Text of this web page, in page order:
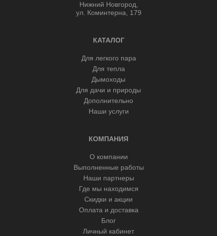
Нижний Новгород,
ул. Коминтерна, 179
КАТАЛОГ
Для легкого пара
Для тепла
Дымоходы
Для дачи и природы
Дополнительно
Наши услуги
КОМПАНИЯ
О компании
Выполненные работы
Наши партнеры
Где мы находимся
Скидки и акции
Оплата и доставка
Блог
Личный кабинет